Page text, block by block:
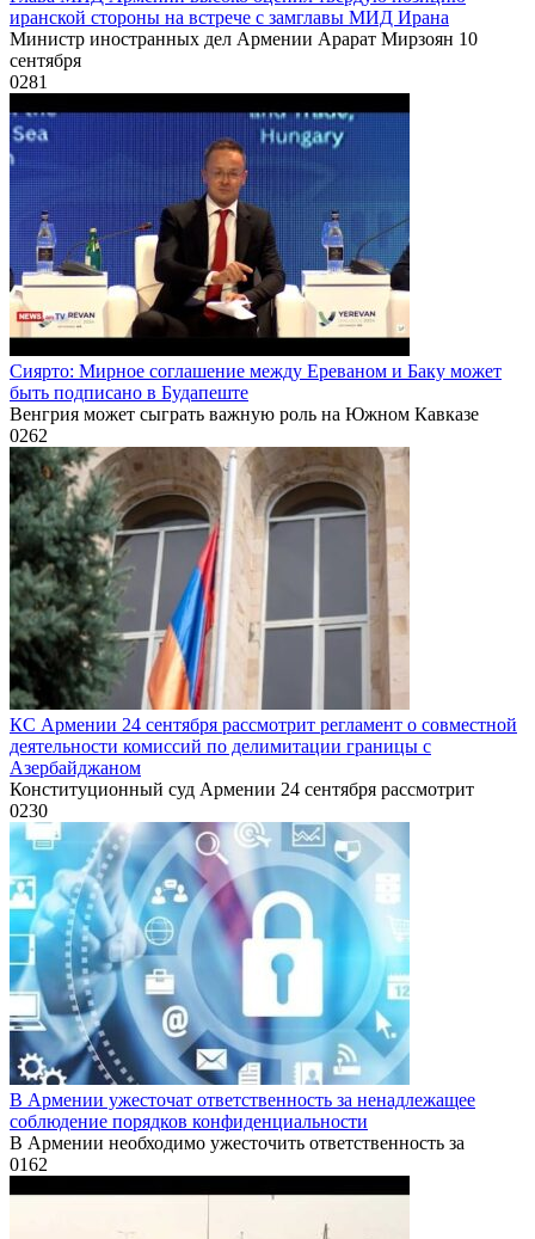
иранской стороны на встрече с замглавы МИД Ирана
Министр иностранных дел Армении Арарат Мирзоян 10
сентября
0281
Сиярто: Мирное соглашение между Ереваном и Баку может
быть подписано в Будапеште
Венгрия может сыграть важную роль на Южном Кавказе
0262
КС Армении 24 сентября рассмотрит регламент о совместной
деятельности комиссий по делимитации границы с
Азербайджаном
Конституционный суд Армении 24 сентября рассмотрит
0230
В Армении ужесточат ответственность за ненадлежащее
соблюдение порядков конфиденциальности
В Армении необходимо ужесточить ответственность за
0162